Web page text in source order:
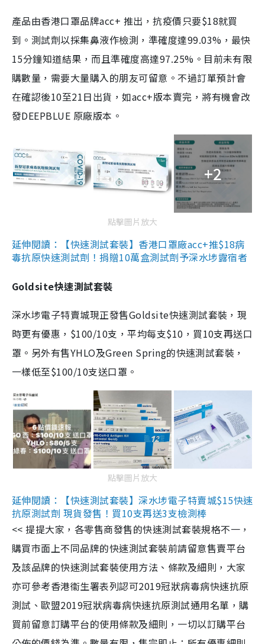
產品由香港口罩品牌acc+ 推出，抗疫價只要$18就買
到。測試劑以採集鼻液作檢測，準確度達99.03%，最快
15分鐘知道結果，而且準確度高達97.25%。目前未有限
購數量，需要大量購入的朋友可留意。不過訂單預計會
在確認後10至21日出貨，如acc+版本賣完，將有機會改
發DEEPBLUE 原廠版本。
+2
點擊圖片放大
延伸閱讀：【快速測試套裝】香港口罩廠acc+推$18病
毒抗原快速測試劑！捐贈10萬盒測試劑予深水埗露宿者
Goldsite快速測試套裝
深水埗電子特賣城現正發售Goldsite快速測試套裝，現
時更有優惠，$100/10支，平均每支$10，買10支再送口
罩。另外有售YHLO及Green Spring的快速測試套裝，
一樣低至$100/10支送口罩。
點擊圖片放大
延伸閱讀：【快速測試套裝】深水埗電子特賣城$15快速
抗原測試劑 現貨發售！買10支再送3支檢測棒
<< 提提大家，各零售商發售的快速測試套裝規格不一，
購買市面上不同品牌的快速測試套裝前請留意售賣平台
及該品牌的快速測試套裝使用方法、條款及細則，大家
亦可參考香港衞生署表列認可2019冠狀病毒病快速抗原
測試、歐盟2019冠狀病毒病快速抗原測試通用名單，購
買前留意訂購平台的使用條款及細則，一切以訂購平台